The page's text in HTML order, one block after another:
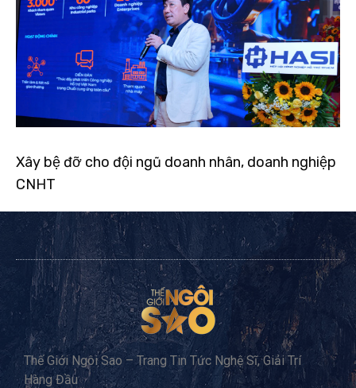
Xây bệ đỡ cho đội ngũ doanh nhân, doanh nghiệp
CNHT
Thế Giới Ngôi Sao – Trang Tin Tức Nghệ Sĩ, Giải Trí
Hàng Đầu